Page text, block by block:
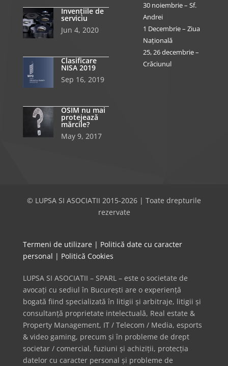
Invențiile de
serviciu
Jun 4, 2020
Clasificare
NISA 2019
Sep 16, 2019
OSIM nu mai
protejează
mărcile?
May 9, 2017
30 noiembrie – Sf.
Andrei
1 Decembrie – Ziua
Națională
25, 26 decembrie –
Crăciunul
© LUPSA SI ASOCIATII 2015-2026 | Toate drepturile
rezervate
Termeni de utilizare | Politică date cu caracter
personal | Politică Cookies
LUPSA SI ASOCIATII – SPARL – este o societate de
avocați cu sediul în București are o experiență
bogată fiind specializată în litigii și arbitraje, litigii și
consultanță proprietate intelectuală, Real estate &
Property Management, IT / Telecom / Media, esports
& video gaming, precum și în probleme de drept
societar / comercial, fuziuni și achiziții, protecția
datelor cu caracter personal și probleme de